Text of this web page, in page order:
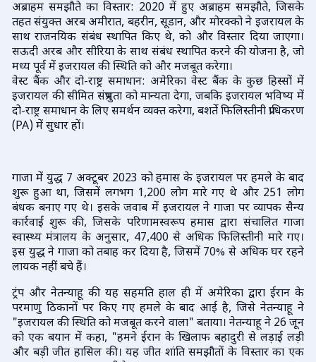
अब्राहम समझौते का विस्तार: 2020 में हुए अब्राहम समझौते, जिसके
तहत संयुक्त अरब अमीरात, बहरीन, सूडान, और मोरक्को ने इजरायल के
साथ राजनयिक संबंध स्थापित किए थे, को और विस्तार दिया जाएगा।
सऊदी अरब और सीरिया के साथ संबंध स्थापित करने की योजना है, जो
मध्य पूर्व में इजरायल की स्थिति को और मजबूत करेगा।
वेस्ट बैंक और दो-राष्ट्र समाधान: अमेरिका वेस्ट बैंक के कुछ हिस्सों में
इजरायल की सीमित संप्रभुता को मान्यता देगा, जबकि इजरायल भविष्य में
दो-राष्ट्र समाधान के लिए समर्थन व्यक्त करेगा, बशर्ते फिलिस्तीनी प्राधिकरण
(PA) में सुधार हों।
गाजा में युद्ध 7 अक्टूबर 2023 को हमास के इजरायल पर हमले के बाद
शुरू हुआ था, जिसमें लगभग 1,200 लोग मारे गए थे और 251 लोग
बंधक बनाए गए थे। इसके जवाब में इजरायल ने गाजा पर व्यापक सैन्य
कार्रवाई शुरू की, जिसके परिणामस्वरूप हमास द्वारा संचालित गाजा
स्वास्थ्य मंत्रालय के अनुसार, 47,400 से अधिक फिलिस्तीनी मारे गए।
इस युद्ध ने गाजा को तबाह कर दिया है, जिसमें 70% से अधिक घर रहने
लायक नहीं बचे हैं।
ट्रंप और नेतन्याहू की यह सहमति हाल ही में अमेरिका द्वारा ईरान के
परमाणु ठिकानों पर किए गए हमले के बाद आई है, जिसे नेतन्याहू ने
"इजरायल की स्थिति को मजबूत करने वाला" बताया। नेतन्याहू ने 26 जून
को एक बयान में कहा, "हमने ईरान के खिलाफ बहादुरी से लड़ाई लड़ी
और बड़ी जीत हासिल की। यह जीत शांति समझौतों के विस्तार का एक